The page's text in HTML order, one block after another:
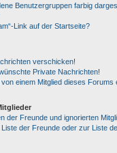
Benutzergruppen farbig
Link auf der Startseite?
verschicken!
Private Nachrichten!
einem Mitglied dieses Forums
der Freunde und ignorierten
der Freunde oder zur Liste